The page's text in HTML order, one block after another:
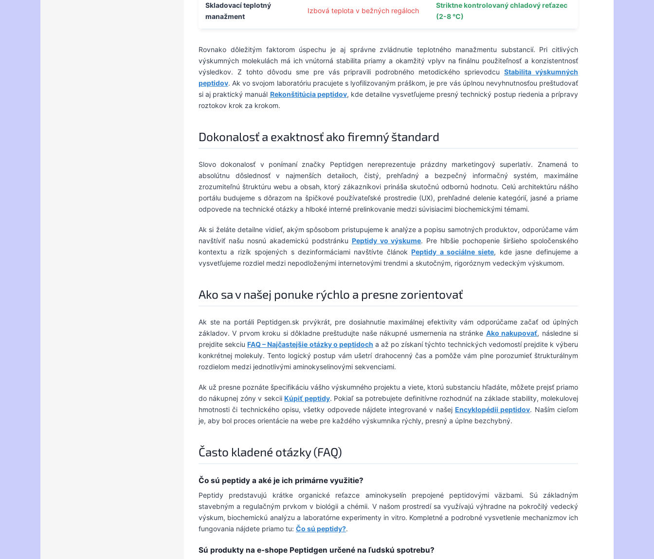
Skladovací teplotný
manažment
Izbová teplota v bežných regáloch
Striktne kontrolovaný chladový reťazec
(2-8 °C)
Rovnako dôležitým faktorom úspechu je aj správne zvládnutie teplotného manažmentu substancií. Pri citlivých
výskumných molekulách má ich vnútorná stabilita priamy a okamžitý vplyv na finálnu použiteľnosť a konzistentnosť
výsledkov. Z tohto dôvodu sme pre vás pripravili podrobného metodického sprievodcuStabilita výskumných
peptidov. Ak vo svojom laboratóriu pracujete s lyofilizovaným práškom, je pre vás úplnou nevyhnutnosťou preštudovať
si aj praktický manuál Rekonštitúcia peptidov, kde detailne vysvetľujeme presný technický postup riedenia a prípravy
roztokov krok za krokom.
Dokonalosť a exaktnosť ako firemný štandard
Slovo dokonalosť v ponímaní značky Peptidgen nereprezentuje prázdny marketingový superlatív. Znamená to
absolútnu dôslednosť v najmenších detailoch, čistý, prehľadný a bezpečný informačný systém, maximálne
zrozumiteľnú štruktúru webu a obsah, ktorý zákazníkovi prináša skutočnú odbornú hodnotu. Celú architektúru nášho
portálu budujeme s dôrazom na špičkové používateľské prostredie (UX), prehľadné delenie kategórií, jasné a priame
odpovede na technické otázky a hlboké interné prelinkovanie medzi súvisiacimi biochemickými témami.
Ak si želáte detailne vidieť, akým spôsobom pristupujeme k analýze a popisu samotných produktov, odporúčame vám
navštíviť našu nosnú akademickú podstránku Peptidy vo výskume. Pre hlbšie pochopenie širšieho spoločenského
kontextu a rizík spojených s dezinformáciami navštívte článokPeptidy a sociálne siete, kde jasne definujeme a
vysvetľujeme rozdiel medzi nepodloženými internetovými trendmi a skutočným, rigoróznym vedeckým výskumom.
Ako sa v našej ponuke rýchlo a presne zorientovať
Ak ste na portáli Peptidgen.sk prvýkrát, pre dosiahnutie maximálnej efektivity vám odporúčame začať od úplných
základov. V prvom kroku si dôkladne preštudujte naše nákupné usmernenia na stránke Ako nakupovať, následne si
prejdite sekciu FAQ – Najčastejšie otázky o peptidoch a až po získaní týchto technických vedomostí prejdite k výberu
konkrétnej molekuly. Tento logický postup vám ušetrí drahocenný čas a pomôže vám plne porozumieť štrukturálnym
rozdielom medzi jednotlivými aminokyselinovými sekvenciami.
Ak už presne poznáte špecifikáciu vášho výskumného projektu a viete, ktorú substanciu hľadáte, môžete prejsť priamo
do nákupnej zóny v sekcii Kúpiť peptidy. Pokiaľ sa potrebujete definitívne rozhodnúť na základe stability, molekulovej
hmotnosti či technického opisu, všetky odpovede nájdete integrované v našej Encyklopédii peptidov. Naším cieľom
je, aby bol proces orientácie na webe pre každého výskumníka rýchly, presný a úplne bezchybný.
Často kladené otázky (FAQ)
Čo sú peptidy a aké je ich primárne využitie?
Peptidy predstavujú krátke organické reťazce aminokyselín prepojené peptidovými väzbami. Sú základným
stavebným a regulačným prvkom v biológii a chémii. V našom prostredí sa využívajú výhradne na pokročilý vedecký
výskum, biochemickú analýzu a laboratórne experimenty in vitro. Kompletné a podrobné vysvetlenie mechanizmov ich
fungovania nájdete priamo tu: Čo sú peptidy?.
Sú produkty na e-shope Peptidgen určené na ľudskú spotrebu?